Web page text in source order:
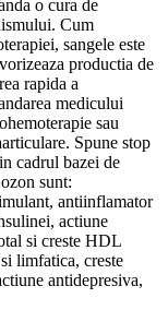
o cura de
Cum
sangele este
productia de
rapida a
medicului
sau
Spune stop
cadrul bazei de
sunt:
antiinflamator
actiune
si creste HDL
limfatica, creste
antidepresiva,